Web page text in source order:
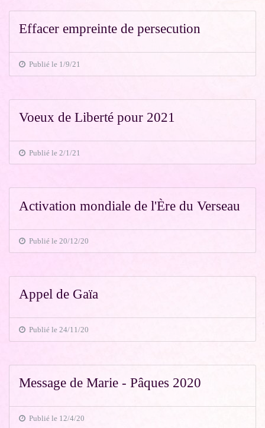
Effacer empreinte de persecution
Publié le 1/9/21
Voeux de Liberté pour 2021
Publié le 2/1/21
Activation mondiale de l'Ère du Verseau
Publié le 20/12/20
Appel de Gaïa
Publié le 24/11/20
Message de Marie - Pâques 2020
Publié le 12/4/20